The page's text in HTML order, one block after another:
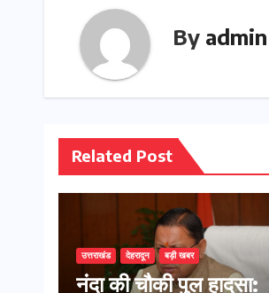
By admin
Related Post
उत्तराखंड देहरादून बड़ी खबर
नंदा की चौकी पुल हादसा: